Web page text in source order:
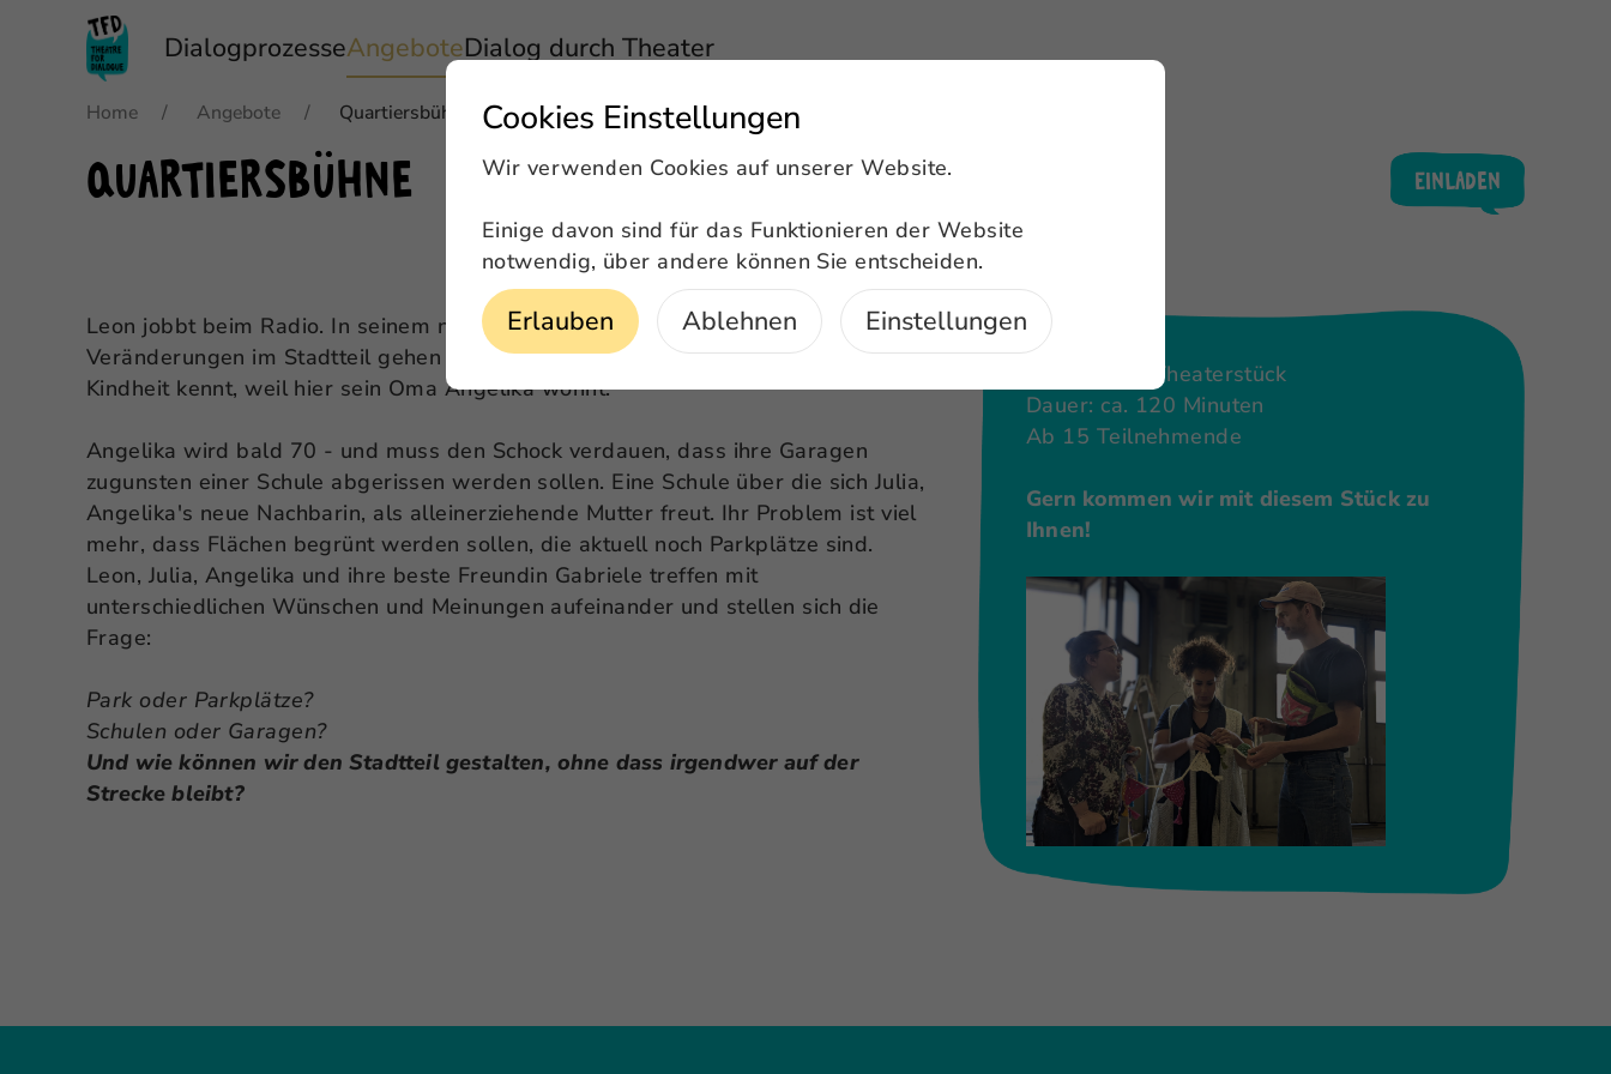
DialogprozesseAngeboteDialog durch Theater
Home Angebote Quartiersbühne
Quartiersbühne Einladen
Leon jobbt beim Radio. In seinem nächsten Beitrag wird es um die
Veränderungen im Stadtteil gehen - der Stadtteil, den er schon seit seiner
Kindheit kennt, weil hier sein Oma Angelika wohnt.
Angelika wird bald 70 - und muss den Schock verdauen, dass ihre Garagen
zugunsten einer Schule abgerissen werden sollen. Eine Schule über die sich Julia,
Angelika's neue Nachbarin, als alleinerziehende Mutter freut. Ihr Problem ist viel
mehr, dass Flächen begrünt werden sollen, die aktuell noch Parkplätze sind.
Leon, Julia, Angelika und ihre beste Freundin Gabriele treffen mit
unterschiedlichen Wünschen und Meinungen aufeinander und stellen sich die
Frage:
Park oder Parkplätze?
Schulen oder Garagen?
Und wie können wir den Stadtteil gestalten, ohne dass irgendwer auf der
Strecke bleibt?
Interaktives Theaterstück
Dauer: ca. 120 Minuten
Ab 15 Teilnehmende
Gern kommen wir mit diesem Stück zu
Ihnen!
Cookies Einstellungen
Wir verwenden Cookies auf unserer Website.
Einige davon sind für das Funktionieren der Website
notwendig, über andere können Sie entscheiden.
Erlauben Ablehnen Einstellungen